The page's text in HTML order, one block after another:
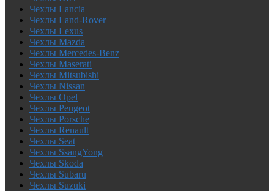
Чехлы Lancia
Чехлы Land-Rover
Чехлы Lexus
Чехлы Mazda
Чехлы Mercedes-Benz
Чехлы Maserati
Чехлы Mitsubishi
Чехлы Nissan
Чехлы Opel
Чехлы Peugeot
Чехлы Porsche
Чехлы Renault
Чехлы Seat
Чехлы SsangYong
Чехлы Skoda
Чехлы Subaru
Чехлы Suzuki